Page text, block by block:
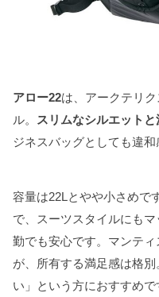
アロー22は、アークテリ
ル。
スリムなシルエット
ジネスバッグとしても違和
容量は22Lとやや小さめで
で、スーツスタイルにも
勤でも安心です。マンテ
が、所有する満足感は格
い」という方におすすめで